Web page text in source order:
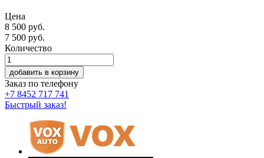
Цена
8 500 руб.
7 500 руб.
Количество
добавить в корзину
Заказ по телефону
+7 8452 717 741
Быстрый заказ!